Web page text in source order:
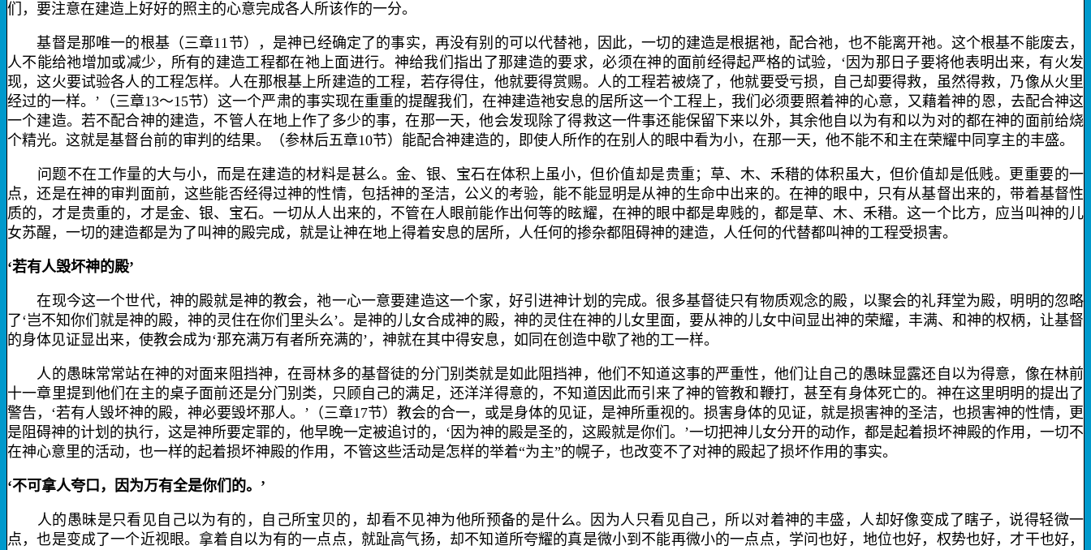
们，要注意在建造上好好的照主的心意完成各人所该作的一分。
基督是那唯一的根基（三章11节），是神已经确定了的事实，再没有别的可以代替祂，因此，一切的建造是根据祂，配合祂，也不能离开祂。这个根基不能废去，
人不能给祂增加或减少，所有的建造工程都在祂上面进行。神给我们指出了那建造的要求，必须在神的面前经得起严格的试验，‘因为那日子要将他表明出来，有火发
现，这火要试验各人的工程怎样。人在那根基上所建造的工程，若存得住，他就要得赏赐。人的工程若被烧了，他就要受亏损，自己却要得救，虽然得救，乃像从火里
经过的一样。’（三章13～15节）这一个严肃的事实现在重重的提醒我们，在神建造祂安息的居所这一个工程上，我们必须要照着神的心意，又藉着神的恩，去配合神这
一个建造。若不配合神的建造，不管人在地上作了多少的事，在那一天，他会发现除了得救这一件事还能保留下来以外，其余他自以为有和以为对的都在神的面前给烧
个精光。这就是基督台前的审判的结果。（参林后五章10节）能配合神建造的，即使人所作的在别人的眼中看为小，在那一天，他不能不和主在荣耀中同享主的丰盛。
问题不在工作量的大与小，而是在建造的材料是甚么。金、银、宝石在体积上虽小，但价值却是贵重；草、木、禾稓的体积虽大，但价值却是低贱。更重要的一
点，还是在神的审判面前，这些能否经得过神的性情，包括神的圣洁，公义的考验，能不能显明是从神的生命中出来的。在神的眼中，只有从基督出来的，带着基督性
质的，才是贵重的，才是金、银、宝石。一切从人出来的，不管在人眼前能作出何等的眩耀，在神的眼中都是卑贱的，都是草、木、禾稓。这一个比方，应当叫神的儿
女苏醒，一切的建造都是为了叫神的殿完成，就是让神在地上得着安息的居所，人任何的掺杂都阻碍神的建造，人任何的代替都叫神的工程受损害。
‘若有人毁坏神的殿’
在现今这一个世代，神的殿就是神的教会，祂一心一意要建造这一个家，好引进神计划的完成。很多基督徒只有物质观念的殿，以聚会的礼拜堂为殿，明明的忽略
了‘岂不知你们就是神的殿，神的灵住在你们里头么’。是神的儿女合成神的殿，神的灵住在神的儿女里面，要从神的儿女中间显出神的荣耀，丰满、和神的权柄，让基督
的身体见证显出来，使教会成为‘那充满万有者所充满的’，神就在其中得安息，如同在创造中歇了祂的工一样。
人的愚昧常常站在神的对面来阻挡神，在哥林多的基督徒的分门别类就是如此阻挡神，他们不知道这事的严重性，他们让自己的愚昧显露还自以为得意，像在林前
十一章里提到他们在主的桌子面前还是分门别类，只顾自己的满足，还洋洋得意的，不知道因此而引来了神的管教和鞭打，甚至有身体死亡的。神在这里明明的提出了
警告，‘若有人毁坏神的殿，神必要毁坏那人。’（三章17节）教会的合一，或是身体的见证，是神所重视的。损害身体的见证，就是损害神的圣洁，也损害神的性情，更
是阻碍神的计划的执行，这是神所要定罪的，他早晚一定被追讨的，‘因为神的殿是圣的，这殿就是你们。’一切把神儿女分开的动作，都是起着损坏神殿的作用，一切不
在神心意里的活动，也一样的起着损坏神殿的作用，不管这些活动是怎样的举着“为主”的幌子，也改变不了对神的殿起了损坏作用的事实。
‘不可拿人夸口，因为万有全是你们的。’
人的愚昧是只看见自己以为有的，自己所宝贝的，却看不见神为他所预备的是什么。因为人只看见自己，所以对着神的丰盛，人却好像变成了瞎子，说得轻微一
点，也是变成了一个近视眼。拿着自以为有的一点点，就趾高气扬，却不知道所夸耀的真是微小到不能再微小的一点点，学问也好，地位也好，权势也好，才干也好，